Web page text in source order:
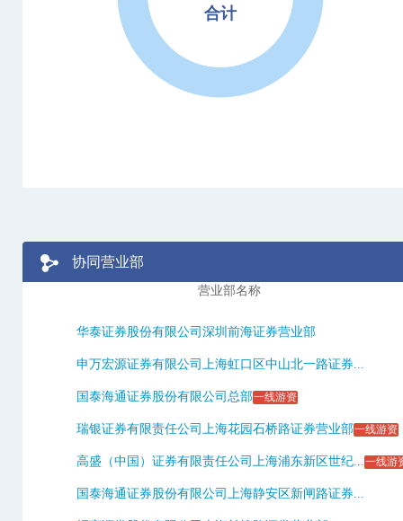
合计
协同营业部
营业部名称
华泰证券股份有限公司深圳前海证券营业部
申万宏源证券有限公司上海虹口区中山北一路证券...
国泰海通证券股份有限公司总部一线游资
瑞银证券有限责任公司上海花园石桥路证券营业部一线游资
高盛（中国）证券有限责任公司上海浦东新区世纪...一线游
国泰海通证券股份有限公司上海静安区新闸路证券...